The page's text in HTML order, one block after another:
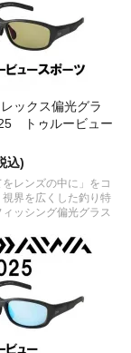
ックス偏光グラ
トゥルービュー
込)
をレンズの中に」をコ
視界を広くした釣り特
ッシング偏光グラス